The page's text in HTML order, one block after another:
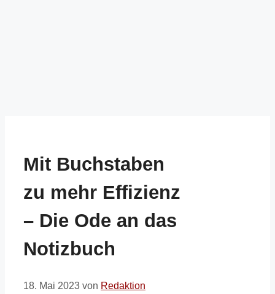
Mit Buchstaben
zu mehr Effizienz
– Die Ode an das
Notizbuch
18. Mai 2023 von Redaktion